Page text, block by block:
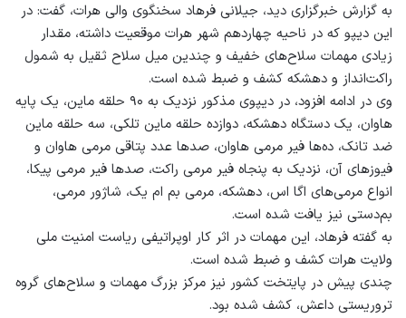
به گزارش خبرگزاری دید، جیلانی فرهاد سخنگوی والی هرات، گفت: در
این دیپو که در ناحیه چهاردهم شهر هرات موقعیت داشته، مقدار
زیادی مهمات سلاح‌های خفیف و چندین میل سلاح ثقیل به شمول
راکت‌انداز و دهشکه کشف و ضبط شده است.
وی در ادامه افزود، در دیپوی مذکور نزدیک به ۹۰ حلقه ماین، یک پایه
هاوان، یک دستگاه دهشکه، دوازده حلقه ماین تلکی، سه حلقه ماین
ضد تانک، ده‌ها فیر مرمی هاوان، صدها عدد پتاقی مرمی هاوان و
فیوزهای آن، نزدیک به پنجاه فیر مرمی راکت، صدها فیر مرمی پیکا،
انواع مرمی‌های اگا اس، دهشکه، مرمی بم ام یک، شاژور مرمی،
بم‌دستی نیز یافت شده است.
به گفته فرهاد، این مهمات در اثر کار اوپراتیفی ریاست امنیت ملی
ولایت هرات کشف و ضبط شده است.
چندی پیش در پایتخت کشور نیز مرکز بزرگ مهمات و سلاح‌های گروه
تروریستی داعش، کشف شده بود.